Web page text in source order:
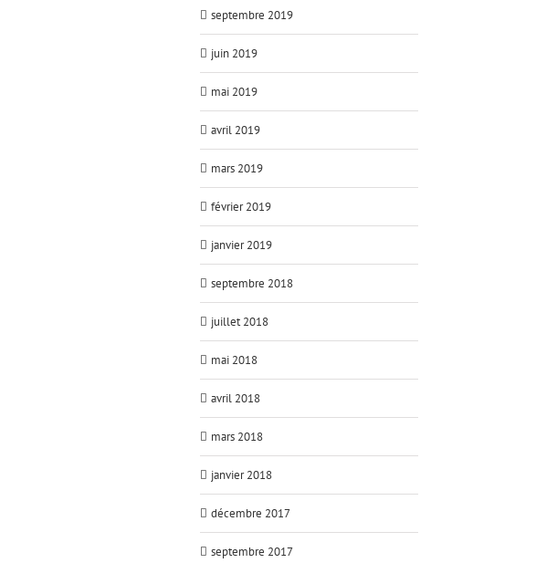
septembre 2019
juin 2019
mai 2019
avril 2019
mars 2019
février 2019
janvier 2019
septembre 2018
juillet 2018
mai 2018
avril 2018
mars 2018
janvier 2018
décembre 2017
septembre 2017